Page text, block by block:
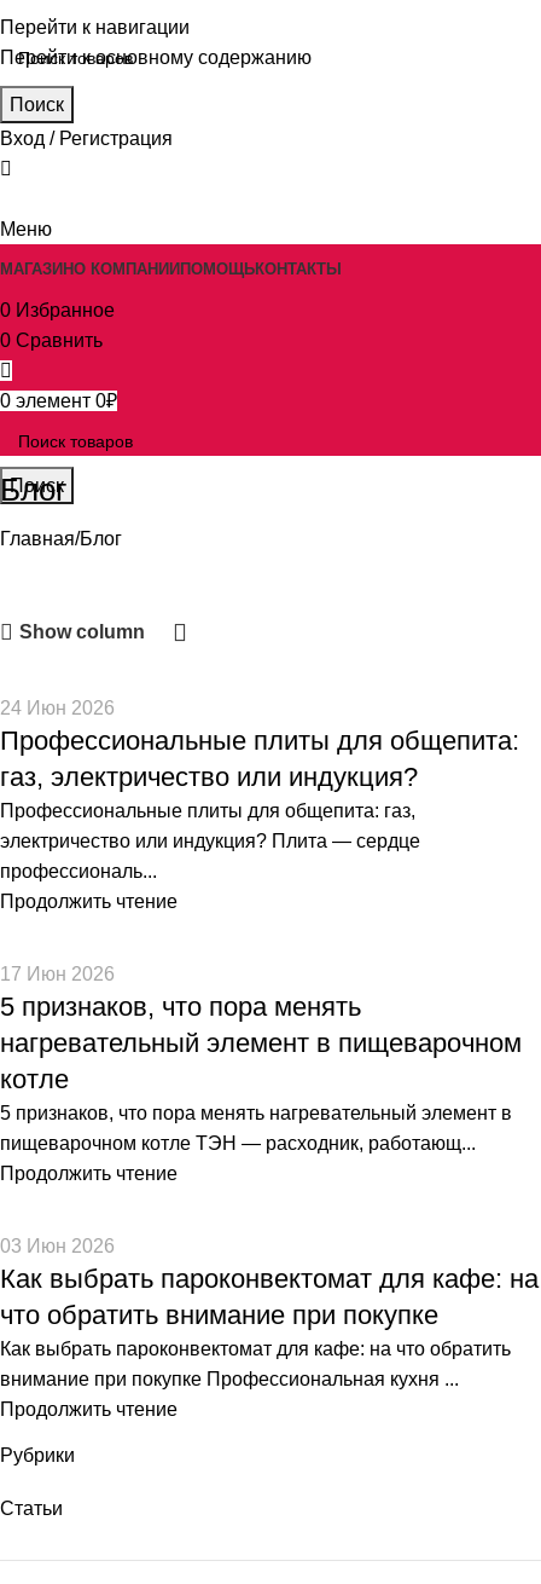
Перейти к навигации
Перейти к основному содержанию
Поиск
Вход / Регистрация
Меню
МАГАЗИНО КОМПАНИИ ПОМОЩЬКОНТАКТЫ
0 Избранное
0 Сравнить
0 элемент 0₽
Поиск
Блог
Главная Блог
Show column
24 Июн 2026
Профессиональные плиты для общепита:
газ, электричество или индукция?
Профессиональные плиты для общепита: газ,
электричество или индукция? Плита — сердце
профессиональ...
Продолжить чтение
17 Июн 2026
5 признаков, что пора менять
нагревательный элемент в пищеварочном
котле
5 признаков, что пора менять нагревательный элемент в
пищеварочном котле ТЭН — расходник, работающ...
Продолжить чтение
03 Июн 2026
Как выбрать пароконвектомат для кафе: на
что обратить внимание при покупке
Как выбрать пароконвектомат для кафе: на что обратить
внимание при покупке Профессиональная кухня ...
Продолжить чтение
Рубрики
Статьи